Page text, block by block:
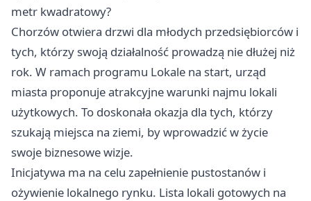
metr kwadratowy?
Chorzów otwiera drzwi dla młodych przedsiębiorców i
tych, którzy swoją działalność prowadzą nie dłużej niż
rok. W ramach programu Lokale na start, urząd
miasta proponuje atrakcyjne warunki najmu lokali
użytkowych. To doskonała okazja dla tych, którzy
szukają miejsca na ziemi, by wprowadzić w życie
swoje biznesowe wizje.
Inicjatywa ma na celu zapełnienie pustostanów i
ożywienie lokalnego rynku. Lista lokali gotowych na